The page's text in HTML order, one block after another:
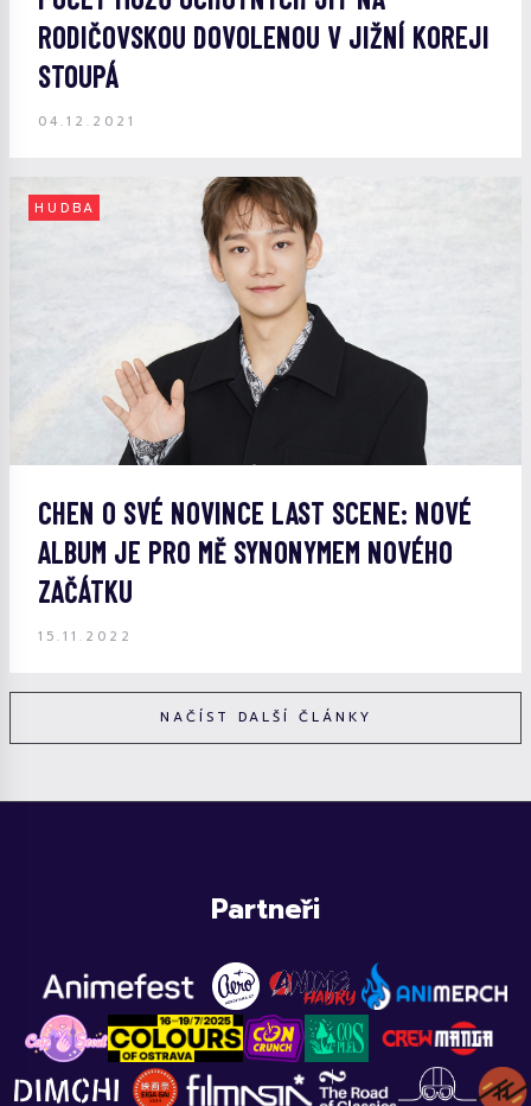
RODIČOVSKOU DOVOLENOU V JIŽNÍ KOREJI
STOUPÁ
04.12.2021
HUDBA
CHEN O SVÉ NOVINCE LAST SCENE: NOVÉ
ALBUM JE PRO MĚ SYNONYMEM NOVÉHO
ZAČÁTKU
15.11.2022
NAČÍST DALŠÍ ČLÁNKY
Partneři